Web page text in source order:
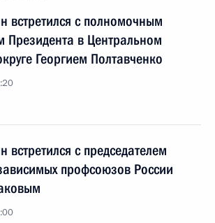
встретился с полномочным
Президента в Центральном
Георгием Полтавченко
встретился с председателем
профсоюзов России